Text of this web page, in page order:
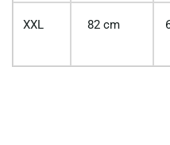
XXL 82 cm